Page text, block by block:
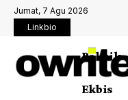
Jumat, 7 Agu 2026
Linkbio
Politik
Ekbis